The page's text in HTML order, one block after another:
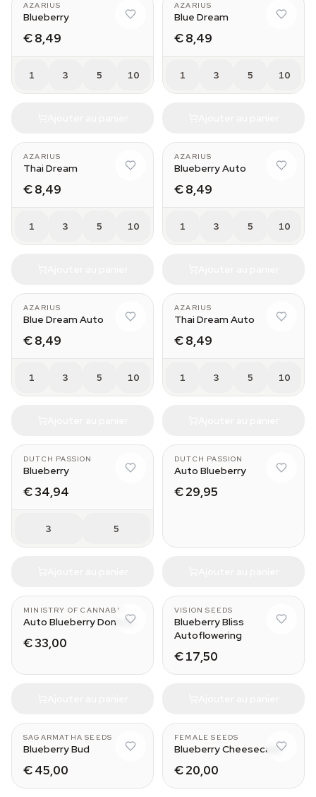
AZARIUS
Blueberry
€ 8,49
1 3 5 10
AZARIUS
Blue Dream
€ 8,49
1 3 5 10
AZARIUS
Thai Dream
€ 8,49
1 3 5 10
AZARIUS
Blueberry Auto
€ 8,49
1 3 5 10
AZARIUS
Blue Dream Auto
€ 8,49
1 3 5 10
AZARIUS
Thai Dream Auto
€ 8,49
1 3 5 10
DUTCH PASSION
Blueberry
€ 34,94
3 5
DUTCH PASSION
Auto Blueberry
€ 29,95
MINISTRY OF CANNABIS
Auto Blueberry Domina
€ 33,00
VISION SEEDS
Blueberry Bliss
Autoflowering
€ 17,50
SAGARMATHA SEEDS
Blueberry Bud
€ 45,00
FEMALE SEEDS
Blueberry Cheesecake
€ 20,00